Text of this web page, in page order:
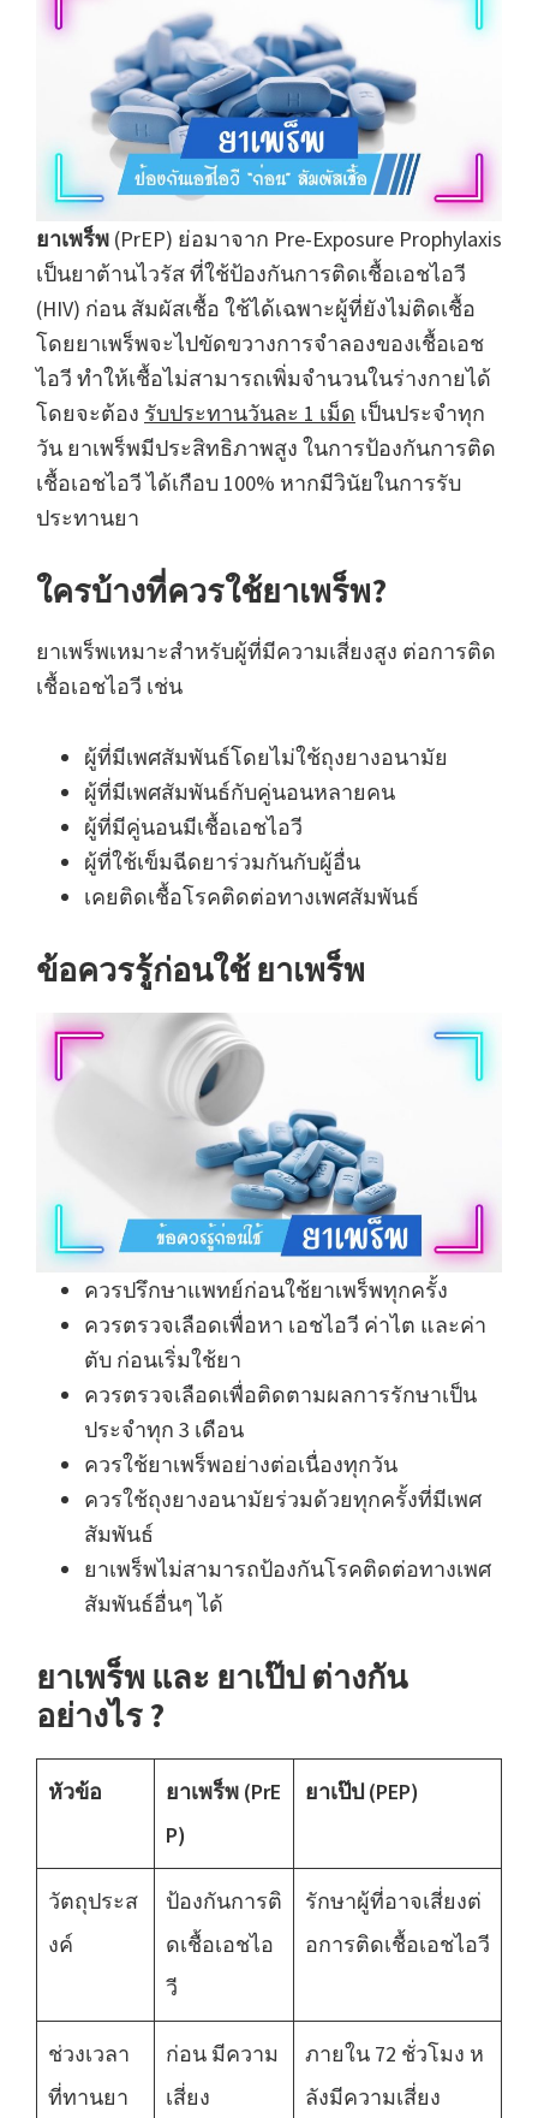
ยาเพร็พ (PrEP) ย่อมาจาก Pre-Exposure Prophylaxis
เป็นยาต้านไวรัส ที่ใช้ป้องกันการติดเชื้อเอชไอวี
(HIV) ก่อน สัมผัสเชื้อ ใช้ได้เฉพาะผู้ที่ยังไม่ติดเชื้อ
โดยยาเพร็พจะไปขัดขวางการจำลองของเชื้อเอช
ไอวี ทำให้เชื้อไม่สามารถเพิ่มจำนวนในร่างกายได้
โดยจะต้อง รับประทานวันละ 1 เม็ด เป็นประจำทุก
วัน ยาเพร็พมีประสิทธิภาพสูง ในการป้องกันการติด
เชื้อเอชไอวี ได้เกือบ 100% หากมีวินัยในการรับ
ประทานยา
ใครบ้างที่ควรใช้ยาเพร็พ?
ยาเพร็พเหมาะสำหรับผู้ที่มีความเสี่ยงสูง ต่อการติด
เชื้อเอชไอวี เช่น
ผู้ที่มีเพศสัมพันธ์โดยไม่ใช้ถุงยางอนามัย
ผู้ที่มีเพศสัมพันธ์กับคู่นอนหลายคน
ผู้ที่มีคู่นอนมีเชื้อเอชไอวี
ผู้ที่ใช้เข็มฉีดยาร่วมกันกับผู้อื่น
เคยติดเชื้อโรคติดต่อทางเพศสัมพันธ์
ข้อควรรู้ก่อนใช้ ยาเพร็พ
ควรปรึกษาแพทย์ก่อนใช้ยาเพร็พทุกครั้ง
ควรตรวจเลือดเพื่อหา เอชไอวี ค่าไต และค่า
ตับ ก่อนเริ่มใช้ยา
ควรตรวจเลือดเพื่อติดตามผลการรักษาเป็น
ประจำทุก 3 เดือน
ควรใช้ยาเพร็พอย่างต่อเนื่องทุกวัน
ควรใช้ถุงยางอนามัยร่วมด้วยทุกครั้งที่มีเพศ
สัมพันธ์
ยาเพร็พไม่สามารถป้องกันโรคติดต่อทางเพศ
สัมพันธ์อื่นๆ ได้
ยาเพร็พ และ ยาเป๊ป ต่างกัน
อย่างไร ?
หัวข้อ
ยาเพร็พ (PrE
P)
ยาเป๊ป (PEP)
วัตถุประส
งค์
ป้องกันการติ
ดเชื้อเอชไอ
วี
รักษาผู้ที่อาจเสี่ยงต่
อการติดเชื้อเอชไอวี
ช่วงเวลา
ที่ทานยา
ก่อน มีความ
เสี่ยง
ภายใน 72 ชั่วโมง ห
ลังมีความเสี่ยง